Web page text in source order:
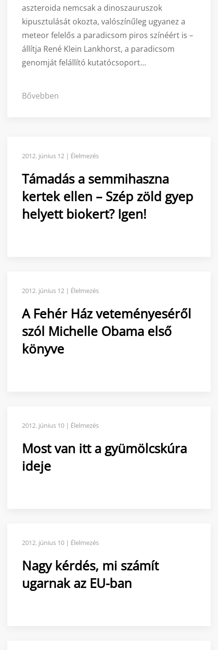
aszteroida nemcsak a dinoszauruszok
kipusztulását okozta, valószínűleg ugyanez a
meteor felelős a paradicsom piros színéért is –
állítja René Klein Lankhorst, a paradicsom
genomját felállító kutatócsoport…
Bővebben
2012. június 12 | Élelmezés
Támadás a semmihaszna
kertek ellen – Szép zöld gyep
helyett biokert? Igen!
2012. június 12 | Élelmezés
A Fehér Ház veteményeséről
szól Michelle Obama első
könyve
2012. június 10 | Élelmezés
Most van itt a gyümölcskúra
ideje
2012. június 10 | Élelmezés
Nagy kérdés, mi számít
ugarnak az EU-ban